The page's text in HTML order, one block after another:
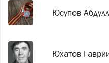
Юсупов
Юхатов